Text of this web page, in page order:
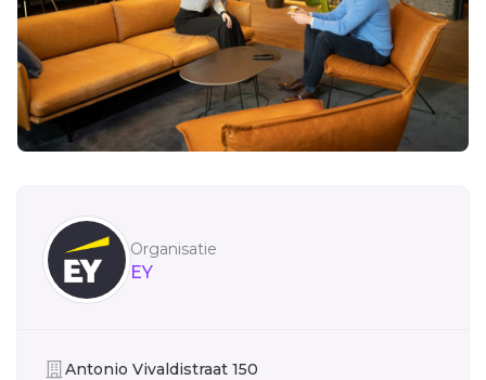
Organisatie
EY
Organisatie
Antonio Vivaldistraat 150